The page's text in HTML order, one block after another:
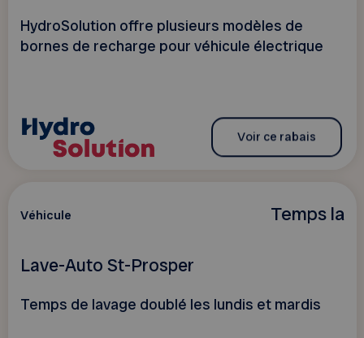
HydroSolution offre plusieurs modèles de
bornes de recharge pour véhicule électrique
Voir ce rabais
Temps la
Véhicule
Lave-Auto St-Prosper
Temps de lavage doublé les lundis et mardis